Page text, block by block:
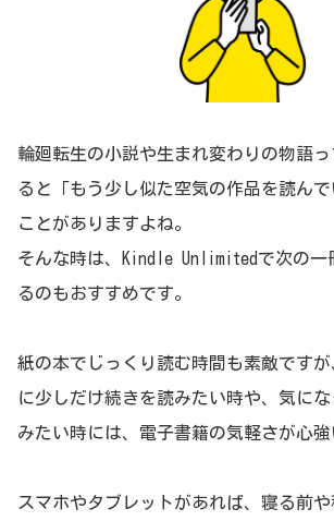
輪廻転生の小説や生まれ変わりの物語っ
ると「もう少し似た空気の作品を読ん
ことがありますよね。
そんな時は、Kindle Unlimitedで次の一
るのもおすすめです。
紙の本でじっくり読む時間も素敵です
に少しだけ続きを読みたい時や、気に
みたい時には、電子書籍の気軽さが心強
スマホやタブレットがあれば、寝る前